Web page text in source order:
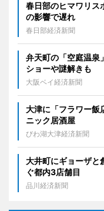
春日部のヒマワリ
の影響で遅れ
春日部経済新聞
弁天町の「空庭温
ショーや謎解きも
大阪ベイ経済新聞
大津に「フラワー
ニック居酒屋
びわ湖大津経済新聞
大井町にギョーザ
ぐ都内3店舗目
品川経済新聞